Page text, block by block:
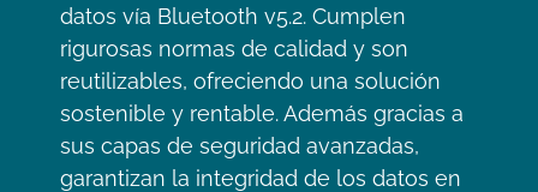
datos vía Bluetooth v5.2. Cumplen
rigurosas normas de calidad y son
reutilizables, ofreciendo una solución
sostenible y rentable. Además gracias a
sus capas de seguridad avanzadas,
garantizan la integridad de los datos en